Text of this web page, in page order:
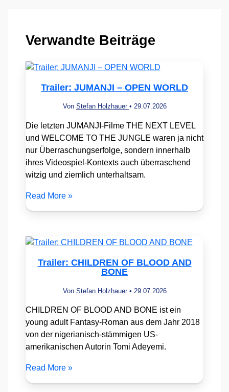
Verwandte Beiträge
Trailer: JUMANJI – OPEN WORLD
Von Stefan Holzhauer • 29.07.2026
Die letzten JUMANJI-Filme THE NEXT LEVEL
und WELCOME TO THE JUNGLE waren ja nicht
nur Überraschungserfolge, sondern innerhalb
ihres Videospiel-Kontexts auch überraschend
witzig und ziemlich unterhaltsam.
Read More »
Trailer: CHILDREN OF BLOOD AND
BONE
Von Stefan Holzhauer • 29.07.2026
CHILDREN OF BLOOD AND BONE ist ein
young adult Fantasy-Roman aus dem Jahr 2018
von der nigerianisch-stämmigen US-
amerikanischen Autorin Tomi Adeyemi.
Read More »